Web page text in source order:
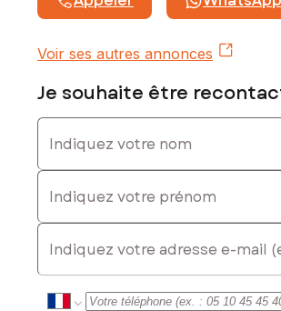
: 0685009158, E-mail :
numéro 932986565
Voir ses autres annonces
Je souhaite être
Indiquez votre nom
Indiquez votre prénom
E-mail